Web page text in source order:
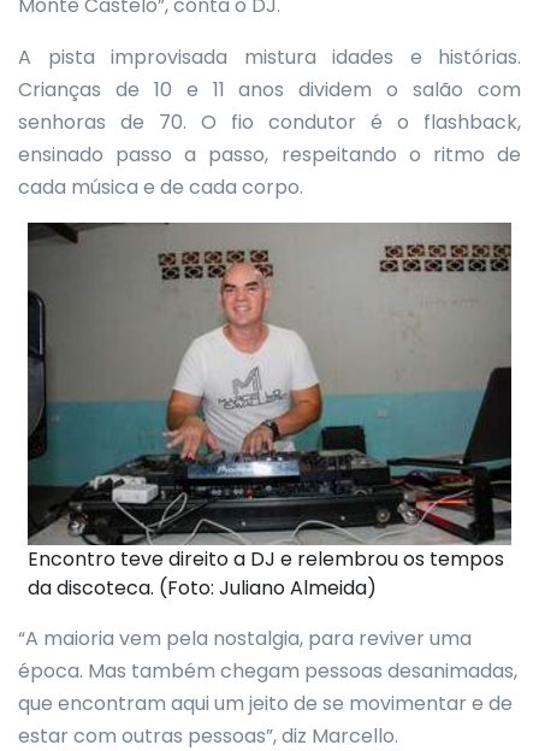
A pista improvisada mistura idades e histórias.
Crianças de 10 e 11 anos dividem o salão com
senhoras de 70. O fio condutor é o flashback,
ensinado passo a passo, respeitando o ritmo de
cada música e de cada corpo.
Encontro teve direito a DJ e relembrou os tempos
da discoteca. (Foto: Juliano Almeida)
“A maioria vem pela nostalgia, para reviver uma
época. Mas também chegam pessoas desanimadas,
que encontram aqui um jeito de se movimentar e de
estar com outras pessoas”, diz Marcello.